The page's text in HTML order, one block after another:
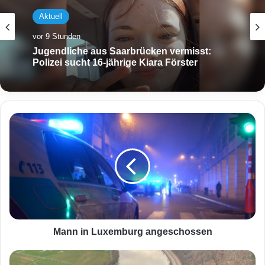
Aktuell
vor 9 Stunden
Jugendliche aus Saarbrücken vermisst:
Polizei sucht 16-jährige Kiara Förster
M
L
x
b
Mann in Luxemburg angeschossen
D